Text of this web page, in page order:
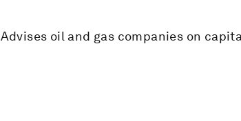
Advises oil and gas companies on